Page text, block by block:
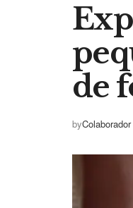
de
byColaborador